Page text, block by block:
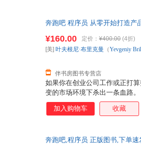
奔跑吧 程序员 从零开始打造产
如果你在创业公司工作或正打
变的市场环境下杀出一条血路
去运作它，本书会介绍如何打
一名刚入行的程序员，本书汇
程序员的思维方式。 如果你对
¥160.00 定价： ¥400.00 (4折)
伴书房图书专营店
[美] 叶夫根尼·布里克曼 （Yevgeniy
加入购物车 收藏
奔跑吧,程序员 正版图书,下单速